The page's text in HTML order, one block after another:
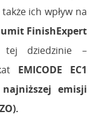
ich wpływ na
FinishExpert
tej dziedzinie –
EMICODE EC1
emisji